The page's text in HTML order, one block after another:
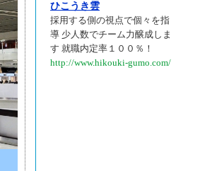
ひこうき雲
採用する側の視点で個々を指
導 少人数でチーム力醸成しま
す 就職内定率１００％！
http://www.hikouki-gumo.com/